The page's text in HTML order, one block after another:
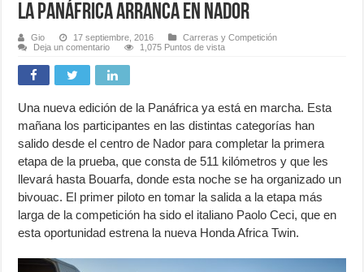
La Panáfrica arranca en Nador
Gio 17 septiembre, 2016
Carreras y Competición
Deja un comentario
1,075 Puntos de vista
Una nueva edición de la Panáfrica ya está en marcha. Esta
mañana los participantes en las distintas categorías han
salido desde el centro de Nador para completar la primera
etapa de la prueba, que consta de 511 kilómetros y que les
llevará hasta Bouarfa, donde esta noche se ha organizado un
bivouac. El primer piloto en tomar la salida a la etapa más
larga de la competición ha sido el italiano Paolo Ceci, que en
esta oportunidad estrena la nueva Honda Africa Twin.